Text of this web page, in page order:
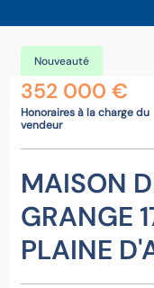
Nouveauté
352 000 €
Honoraires à la charge du
vendeur
MAISON
GRANGE
PLAINE